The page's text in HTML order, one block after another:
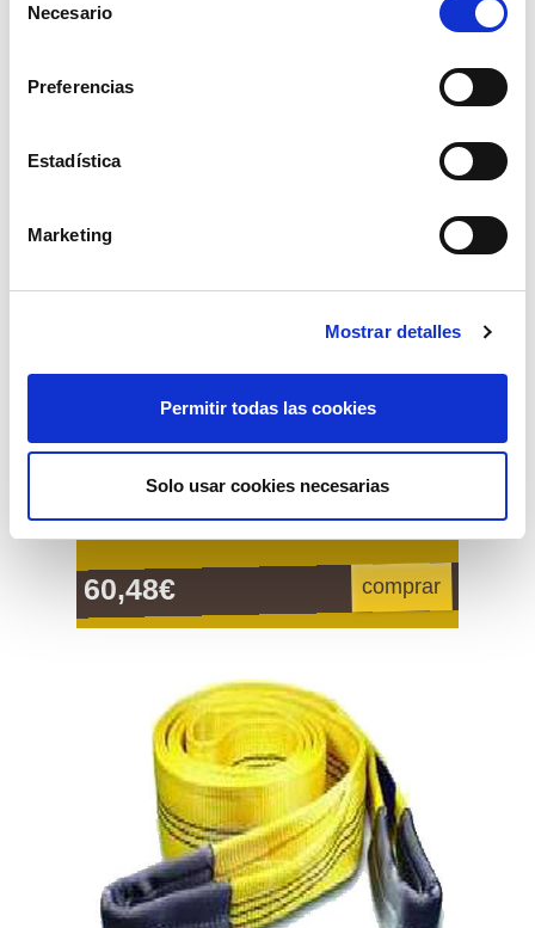
Necesario
Preferencias
Estadística
Marketing
Mostrar detalles
Permitir todas las cookies
Solo usar cookies necesarias
tensor de cadena 08-10mm
60,48€ comprar